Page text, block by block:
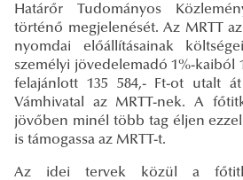
Határőr Tudományos
történő megjelenését. Az MRTT
nyomdai előállításainak
személyi jövedelemadó 1%-kaiból
felajánlott 135 584,- Ft-ot utalt
Vámhivatal az MRTT-nek. A
jövőben minél több tag éljen
is támogassa az MRTT-t.
Az idei tervek közül a